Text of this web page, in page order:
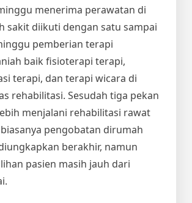
menerima perawatan di
sakit diikuti dengan satu sampai
pemberian terapi
baik fisioterapi terapi,
terapi, dan terapi wicara di
rehabilitasi. Sesudah tiga pekan
menjalani rehabilitasi rawat
pengobatan dirumah
berakhir, namun
pasien masih jauh dari